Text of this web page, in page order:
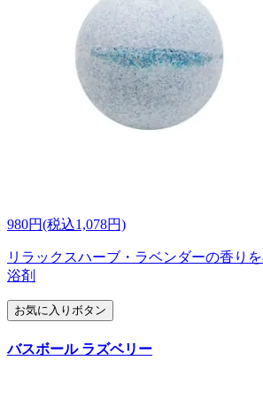
980円(税込1,078円)
リラックスハーブ・ラベンダーの香り
浴剤
お気に入りボタン
バスボール ラズベリー